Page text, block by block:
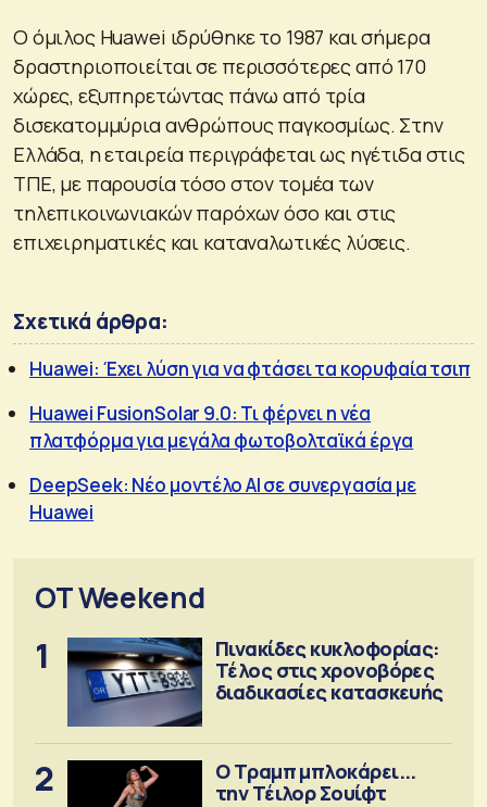
Ο όμιλος Huawei ιδρύθηκε το 1987 και σήμερα
δραστηριοποιείται σε περισσότερες από 170
χώρες, εξυπηρετώντας πάνω από τρία
δισεκατομμύρια ανθρώπους παγκοσμίως. Στην
Ελλάδα, η εταιρεία περιγράφεται ως ηγέτιδα στις
ΤΠΕ, με παρουσία τόσο στον τομέα των
τηλεπικοινωνιακών παρόχων όσο και στις
επιχειρηματικές και καταναλωτικές λύσεις.
Σχετικά άρθρα:
Huawei: Έχει λύση για να φτάσει τα κορυφαία τσιπ
Huawei FusionSolar 9.0: Τι φέρνει η νέα
πλατφόρμα για μεγάλα φωτοβολταϊκά έργα
DeepSeek: Νέο μοντέλο ΑΙ σε συνεργασία με
Huawei
OT Weekend
1
Πινακίδες κυκλοφορίας:
Τέλος στις χρονοβόρες
διαδικασίες κατασκευής
2
Ο Τραμπ μπλοκάρει...
την Τέιλορ Σουίφτ